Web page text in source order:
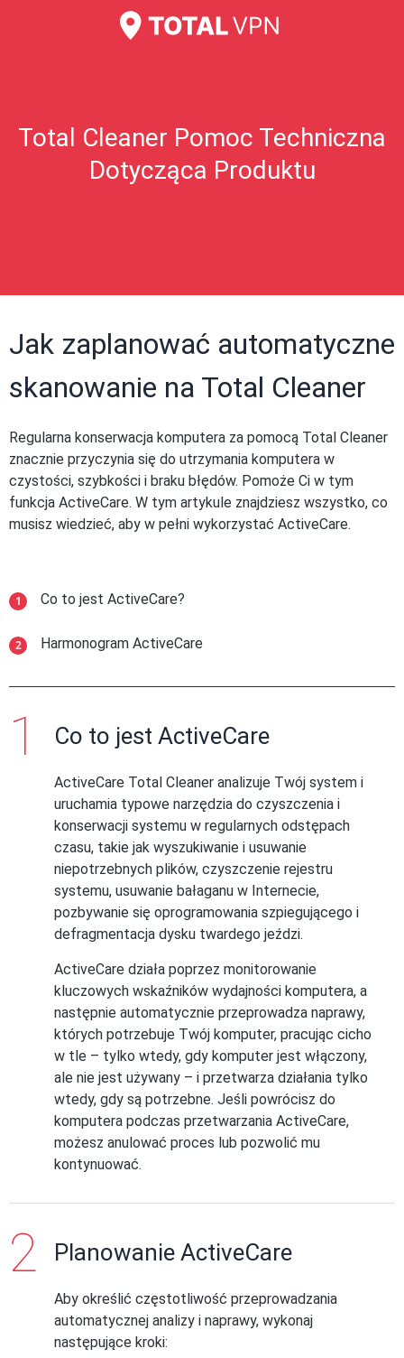
Total Cleaner Pomoc Techniczna
Dotycząca Produktu
Jak zaplanować automatyczne
skanowanie na Total Cleaner
Regularna konserwacja komputera za pomocą Total Cleaner
znacznie przyczynia się do utrzymania komputera w
czystości, szybkości i braku błędów. Pomoże Ci w tym
funkcja ActiveCare. W tym artykule znajdziesz wszystko, co
musisz wiedzieć, aby w pełni wykorzystać ActiveCare.
Co to jest ActiveCare?
Harmonogram ActiveCare
Co to jest ActiveCare
ActiveCare Total Cleaner analizuje Twój system i
uruchamia typowe narzędzia do czyszczenia i
konserwacji systemu w regularnych odstępach
czasu, takie jak wyszukiwanie i usuwanie
niepotrzebnych plików, czyszczenie rejestru
systemu, usuwanie bałaganu w Internecie,
pozbywanie się oprogramowania szpiegującego i
defragmentacja dysku twardego jeździ.
ActiveCare działa poprzez monitorowanie
kluczowych wskaźników wydajności komputera, a
następnie automatycznie przeprowadza naprawy,
których potrzebuje Twój komputer, pracując cicho
w tle – tylko wtedy, gdy komputer jest włączony,
ale nie jest używany – i przetwarza działania tylko
wtedy, gdy są potrzebne. Jeśli powrócisz do
komputera podczas przetwarzania ActiveCare,
możesz anulować proces lub pozwolić mu
kontynuować.
Planowanie ActiveCare
Aby określić częstotliwość przeprowadzania
automatycznej analizy i naprawy, wykonaj
następujące kroki: